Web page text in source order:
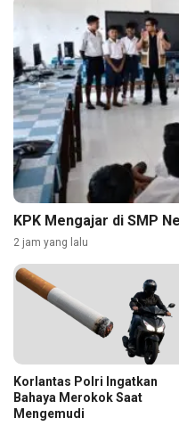
KPK Mengajar di SMP
2 jam yang lalu
Korlantas Polri Ingatkan
Bahaya Merokok Saat
Mengemudi